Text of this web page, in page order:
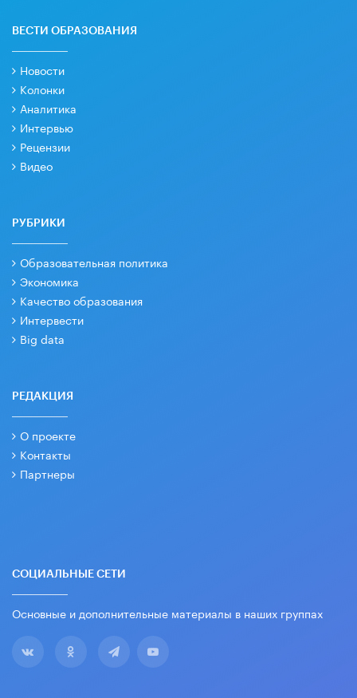
ВЕСТИ ОБРАЗОВАНИЯ
Новости
Колонки
Аналитика
Интервью
Рецензии
Видео
РУБРИКИ
Образовательная политика
Экономика
Качество образования
Интервести
Big data
РЕДАКЦИЯ
О проекте
Контакты
Партнеры
СОЦИАЛЬНЫЕ СЕТИ
Основные и дополнительные материалы в наших группах